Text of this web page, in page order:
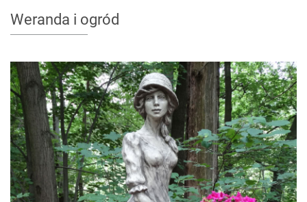
Weranda i ogród